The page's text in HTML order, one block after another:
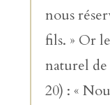
nous
fils. » Or
naturel de
20) : «